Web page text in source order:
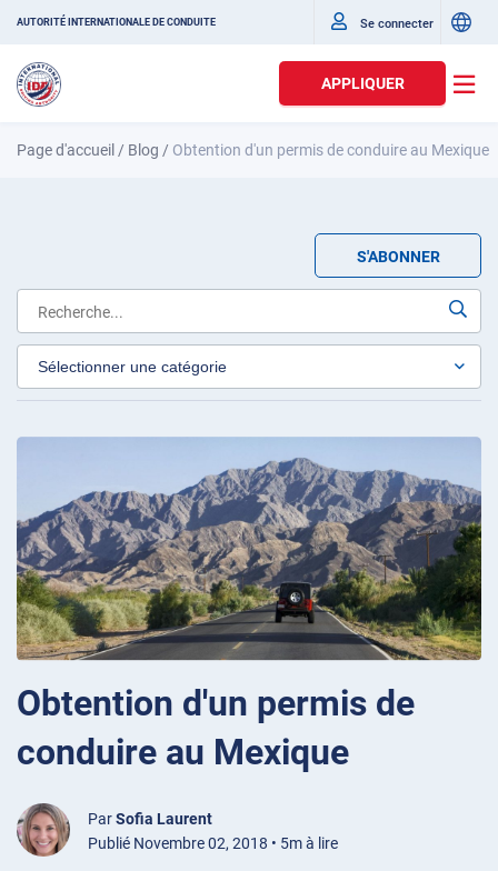
AUTORITÉ INTERNATIONALE DE CONDUITE Se connecter
APPLIQUER
Page d'accueil / Blog / Obtention d'un permis de conduire au Mexique
S'ABONNER
Obtention d'un permis de
conduire au Mexique
ParSofia Laurent
Publié Novembre 02, 2018 • 5m à lire